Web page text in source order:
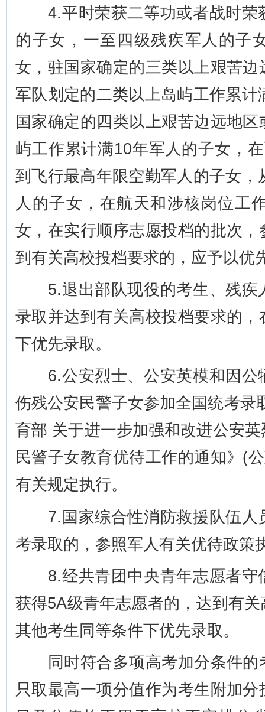
4.平时荣获二等功或者战时荣
的子女，一至四级残疾军人的子
女，驻国家确定的三类以上艰苦
军队划定的二类以上岛屿工作累计
国家确定的四类以上艰苦边远地
屿工作累计满10年军人的子女，
到飞行最高年限空勤军人的子女，
人的子女，在航天和涉核岗位工
女，在实行顺序志愿投档的批次
到有关高校投档要求的，应予以优
5.退出部队现役的考生、残疾
录取并达到有关高校投档要求的
下优先录取。
6.公安烈士、公安英模和因公
伤残公安民警子女参加全国统考录
育部 关于进一步加强和改进公安
民警子女教育优待工作的通知》(
有关规定执行。
7.国家综合性消防救援队伍人
考录取的，参照军人有关优待政策
8.经共青团中央青年志愿者守
获得5A级青年志愿者的，达到有
其他考生同等条件下优先录取。
同时符合多项高考加分条件的
只取最高一项分值作为考生附加